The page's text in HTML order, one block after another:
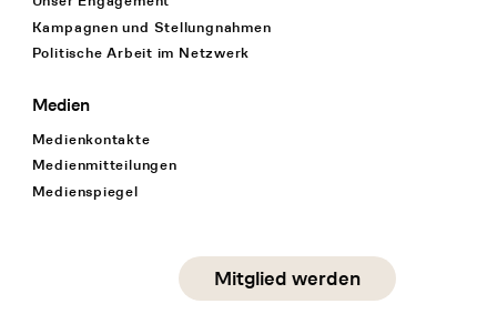
Kampagnen und Stellungnahmen
Politische Arbeit im Netzwerk
Medien
Medienkontakte
Medienmitteilungen
Medienspiegel
Social Media
linkedin
Mitglied werden